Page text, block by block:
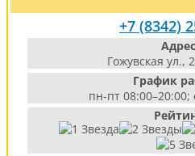
+7 (8342)
Гожувская ул.,
График
пн-пт 08:00–20:00;